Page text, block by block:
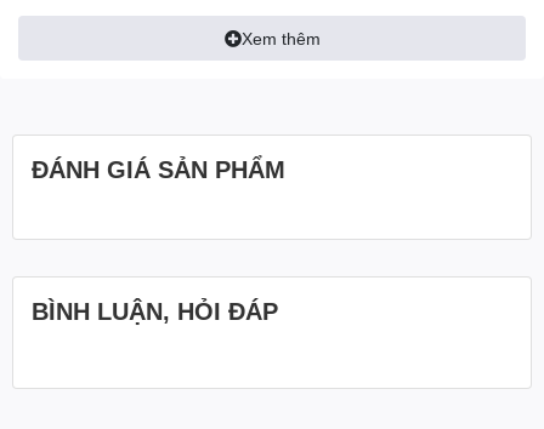
Thiết kế tinh tế và chất lượng cao
Xem thêm
ĐÁNH GIÁ SẢN PHẨM
BÌNH LUẬN, HỎI ĐÁP